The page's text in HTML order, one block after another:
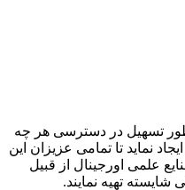
تسهیل در دسترسی هر چه
نماید تا تمامی عزیزان این
علمی اورجینال از قبیل
تهیه نمایند.